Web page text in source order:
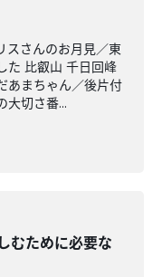
スさんのお月見／東
た 比叡山 千日回峰
あまちゃん／後片付
大切さ番...
ために必要な